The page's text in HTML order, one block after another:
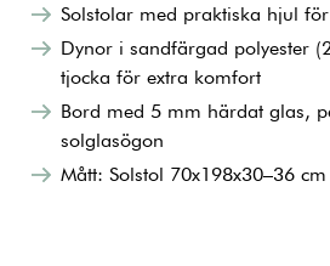
Solstolar med praktiska hjul
Dynor i sandfärgad polyester
tjocka för extra komfort
Bord med 5 mm härdat glas,
solglasögon
Mått: Solstol 70x198x30–36